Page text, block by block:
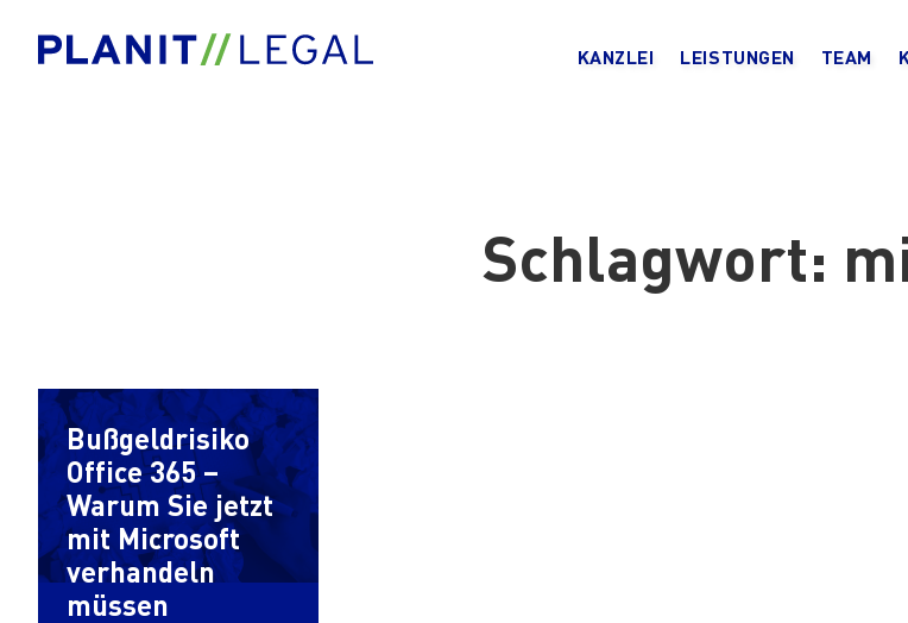
KANZLEI LEISTUNGEN TEAM
Schlagwort:
Bußgeldrisiko
Office 365 –
Warum Sie jetzt
mit Microsoft
verhandeln
müssen